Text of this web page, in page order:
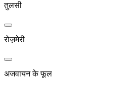
तुलसी
रोज़मेरी
अजवायन के फूल